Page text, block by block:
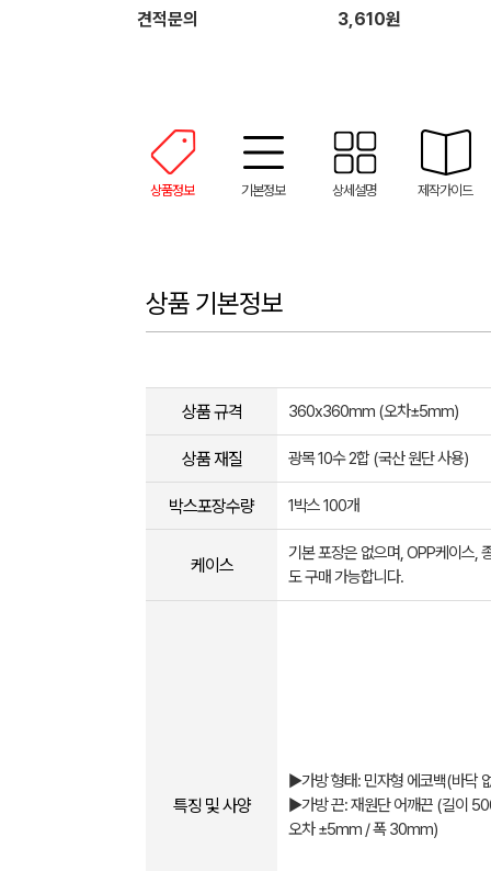
견적문의 3,610원
상품정보 기본정보 상세설명 제작가이드
상품 기본정보
상품 규격 360x360mm (오차±5mm​)
상품 재질 광목 10수 2합 (국산 원단 사용)
박스포장수량 1박스 100개
케이스
기본 포장은 없으며, OPP케이스,
도 구매 가능합니다.
특징 및 사양
▶가방 형태: 민자형 에코백(바닥
▶가방 끈: 재원단 어깨끈 (길이
오차 ±5mm / 폭 30mm)